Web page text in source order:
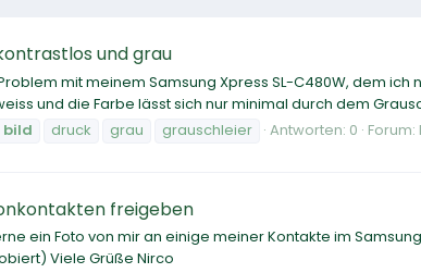
und grau
mit meinem Samsung Xpress SL-C480W, dem
und die Farbe lässt sich nur minimal durch dem
bild druck grau grauschleier Antworten: 0 Forum:
freigeben
ein Foto von mir an einige meiner Kontakte im
Viele Grüße Nirco